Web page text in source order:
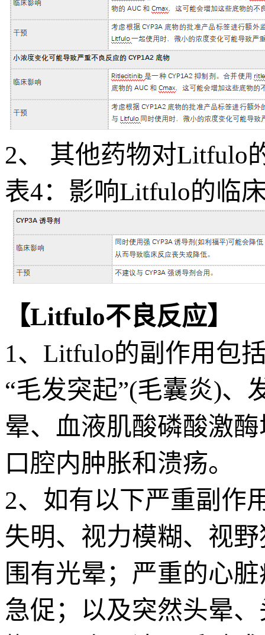
2、 其他药物对Litfulo
表4：影响Litfulo的临
【Litfulo不良反应】
1、Litfulo的副作用包
“毛发突起”(毛囊炎)、
晕、血液肌酸磷酸激
口腔内肿胀和溃疡。
2、如有以下严重副作
失明、视力模糊、视
围有光晕；严重的心
急促；以及突然头晕